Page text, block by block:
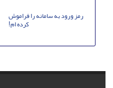
رمز ورود به سامانه را فراموش
کرده ام!